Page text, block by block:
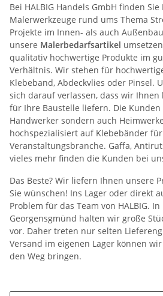
Bei HALBIG Handels GmbH finden Sie
Malerwerkzeuge rund ums Thema
Projekte im Innen- als auch
unsere Malerbedarfsartikel
qualitativ hochwertige Produkte im
Verhältnis. Wir stehen für
Klebeband, Abdeckvlies oder Pinsel.
sich darauf verlassen, dass wir
für Ihre Baustelle liefern. Die
Handwerker sondern auch
hochspezialisiert auf Klebebänder
Veranstaltungsbranche. Gaffa,
vieles mehr finden die Kunden bei
Das Beste? Wir liefern Ihnen unsere
Sie wünschen! Ins Lager oder direkt
Problem für das Team von HALBIG.
Georgensgmünd halten wir große
vor. Daher treten nur selten
Versand im eigenen Lager können
den Weg bringen.